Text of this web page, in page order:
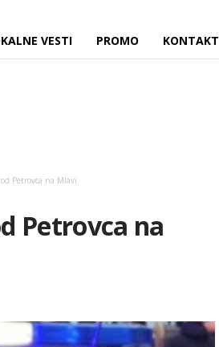
VESTI PROMO KONTAKT
Petrovca na Mlavi
Petrovca na